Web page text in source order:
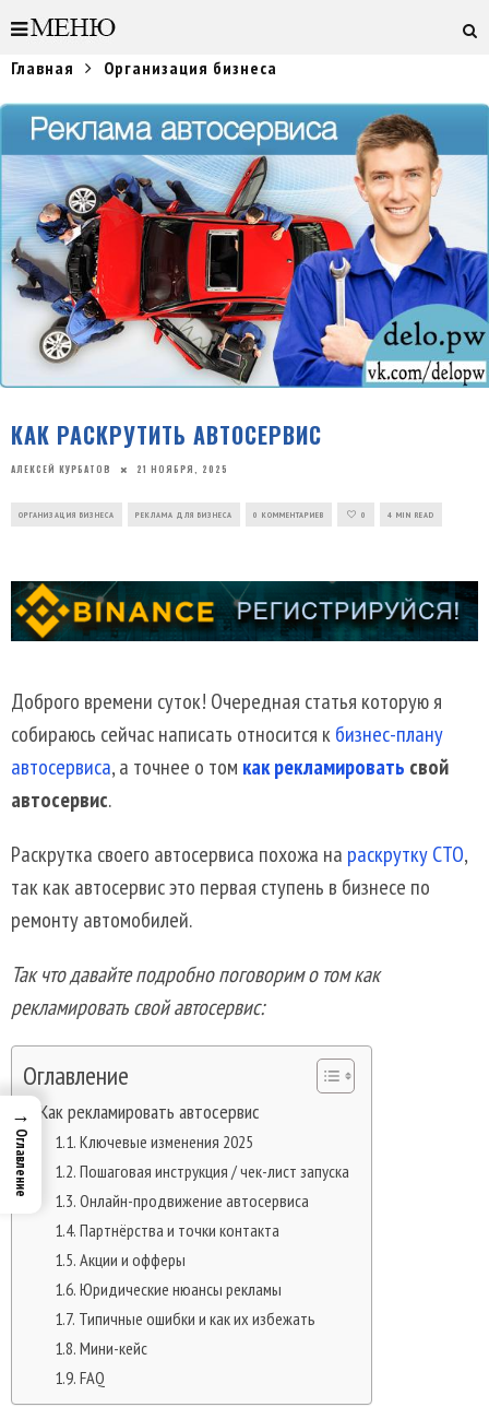
Главная Организация бизнеса
КАК РАСКРУТИТЬ АВТОСЕРВИС
АЛЕКСЕЙ КУРБАТОВ 21 НОЯБРЯ, 2025
ОРГАНИЗАЦИЯ БИЗНЕСА РЕКЛАМА ДЛЯ БИЗНЕСА 0 КОММЕНТАРИЕВ 0 4 MIN READ
Доброго времени суток! Очередная статья которую я
собираюсь сейчас написать относится кбизнес-плану
автосервиса, а точнее о том как рекламировать свой
автосервис.
Раскрутка своего автосервиса похожа на раскрутку СТО,
так как автосервис это первая ступень в бизнесе по
ремонту автомобилей.
Так что давайте подробно поговорим о том как
рекламировать свой автосервис:
Оглавление
Как рекламировать автосервис
Ключевые изменения 2025
Пошаговая инструкция / чек-лист запуска
Онлайн-продвижение автосервиса
Партнёрства и точки контакта
Акции и офферы
Юридические нюансы рекламы
Типичные ошибки и как их избежать
Мини-кейс
FAQ
→
Оглавление